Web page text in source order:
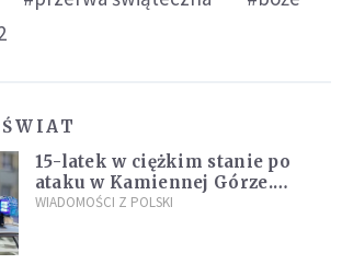
ŚWIAT
15-latek w ciężkim stanie po
ataku w Kamiennej Górze.
Policja zatrzymała dwóch
WIADOMOŚCI Z POLSKI